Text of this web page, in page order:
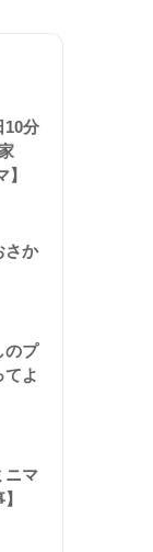
10分
さか
のプ
よ
ニマ